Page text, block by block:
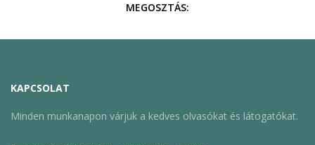
MEGOSZTÁS:
KAPCSOLAT
Minden munkanapon várjuk a kedves olvasókat és látogatókat.